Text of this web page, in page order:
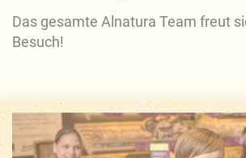
Das gesamte Alnatura Team freut
Besuch!